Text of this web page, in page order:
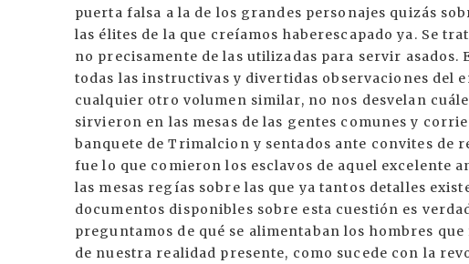
puerta falsa a la de los grandes personajes quizás
las élites de la que creíamos haberescapado ya. Se
no precisamente de las utilizadas para servir asados.
todas las instructivas y divertidas observaciones del
cualquier otro volumen similar, no nos desvelan
sirvieron en las mesas de las gentes comunes y
banquete de Trimalcion y sentados ante convites de
fue lo que comieron los esclavos de aquel excelente
las mesas regías sobre las que ya tantos detalles
documentos disponibles sobre esta cuestión es
preguntamos de qué se alimentaban los hombres
de nuestra realidad presente, como sucede con la